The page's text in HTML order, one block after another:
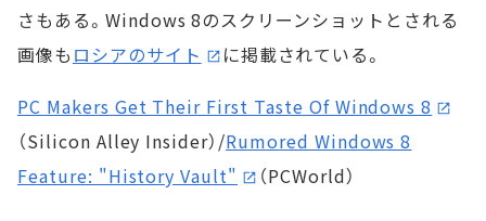
さもある。Windows 8のスクリーンショットとされる
画像も ロシアのサイト
に掲載されている。
PC Makers Get Their First Taste Of Windows 8
（Silicon Alley Insider）/Rumored Windows 8
Feature: "History Vault"
（PCWorld）